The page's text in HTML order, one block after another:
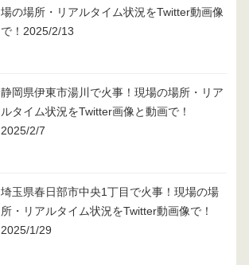
場の場所・リアルタイム状況をTwitter動画像
で！2025/2/13
静岡県伊東市湯川で火事！現場の場所・リア
ルタイム状況をTwitter画像と動画で！
2025/2/7
埼玉県春日部市中央1丁目で火事！現場の場
所・リアルタイム状況をTwitter動画像で！
2025/1/29